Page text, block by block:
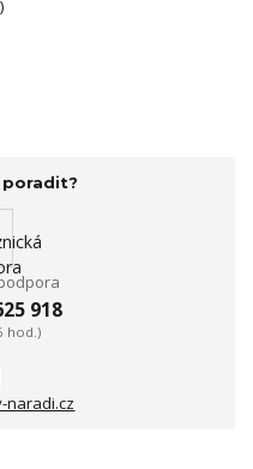
918
hod.)
naradi.cz